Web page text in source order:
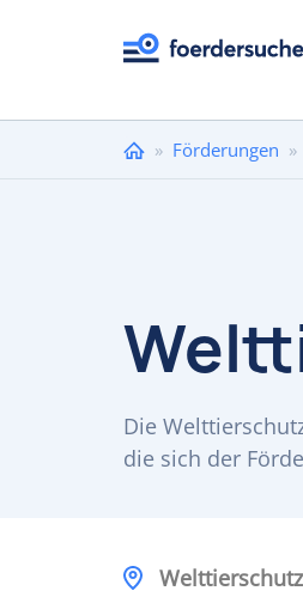
Sie
» Förderungen »
Die
die sich der